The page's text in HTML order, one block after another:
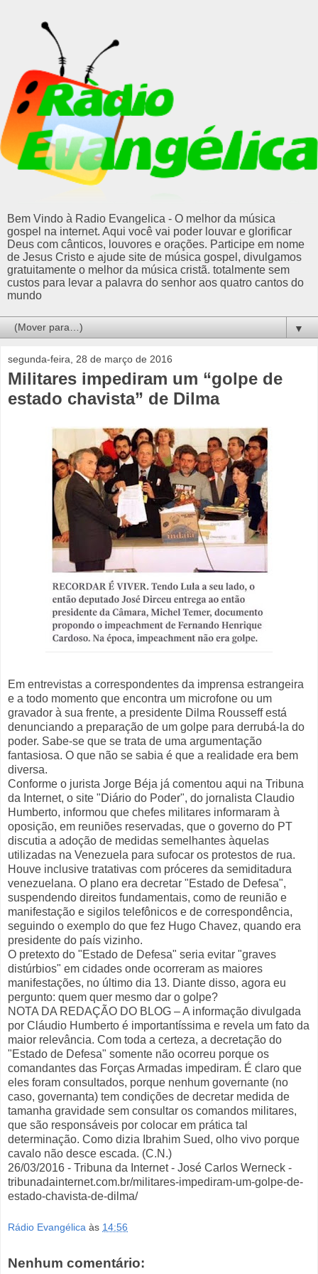
Bem Vindo à Radio Evangelica - O melhor da música
gospel na internet. Aqui você vai poder louvar e glorificar
Deus com cânticos, louvores e orações. Participe em nome
de Jesus Cristo e ajude site de música gospel, divulgamos
gratuitamente o melhor da música cristã. totalmente sem
custos para levar a palavra do senhor aos quatro cantos do
mundo
▼
segunda-feira, 28 de março de 2016
Militares impediram um “golpe de
estado chavista” de Dilma
Em entrevistas a correspondentes da imprensa estrangeira
e a todo momento que encontra um microfone ou um
gravador à sua frente, a presidente Dilma Rousseff está
denunciando a preparação de um golpe para derrubá-la do
poder. Sabe-se que se trata de uma argumentação
fantasiosa. O que não se sabia é que a realidade era bem
diversa.
Conforme o jurista Jorge Béja já comentou aqui na Tribuna
da Internet, o site "Diário do Poder", do jornalista Claudio
Humberto, informou que chefes militares informaram à
oposição, em reuniões reservadas, que o governo do PT
discutia a adoção de medidas semelhantes àquelas
utilizadas na Venezuela para sufocar os protestos de rua.
Houve inclusive tratativas com próceres da semiditadura
venezuelana. O plano era decretar "Estado de Defesa",
suspendendo direitos fundamentais, como de reunião e
manifestação e sigilos telefônicos e de correspondência,
seguindo o exemplo do que fez Hugo Chavez, quando era
presidente do país vizinho.
O pretexto do "Estado de Defesa" seria evitar "graves
distúrbios" em cidades onde ocorreram as maiores
manifestações, no último dia 13. Diante disso, agora eu
pergunto: quem quer mesmo dar o golpe?
NOTA DA REDAÇÃO DO BLOG – A informação divulgada
por Cláudio Humberto é importantíssima e revela um fato da
maior relevância. Com toda a certeza, a decretação do
"Estado de Defesa" somente não ocorreu porque os
comandantes das Forças Armadas impediram. É claro que
eles foram consultados, porque nenhum governante (no
caso, governanta) tem condições de decretar medida de
tamanha gravidade sem consultar os comandos militares,
que são responsáveis por colocar em prática tal
determinação. Como dizia Ibrahim Sued, olho vivo porque
cavalo não desce escada. (C.N.)
26/03/2016 - Tribuna da Internet - José Carlos Werneck -
tribunadainternet.com.br/militares-impediram-um-golpe-de-
estado-chavista-de-dilma/
Rádio Evangélica às 14:56
Nenhum comentário: